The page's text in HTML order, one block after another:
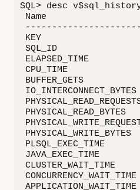
SQL> desc
Name
KEY
SQL_ID
ELAPSED_TIME
CPU_TIME
BUFFER_GETS
PLSQL_EXEC_TIME
JAVA_EXEC_TIME
CLUSTER_WAIT_TIME